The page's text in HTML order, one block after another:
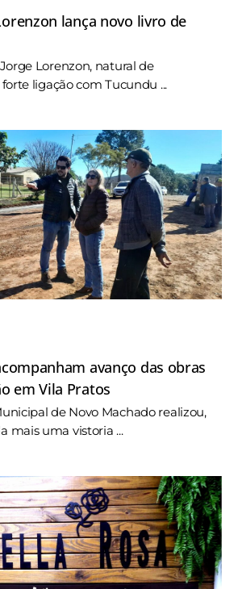
lança novo livro de
Lorenzon, natural de
ligação com Tucundu ...
avanço das obras
em Vila Pratos
de Novo Machado realizou,
mais uma vistoria ...